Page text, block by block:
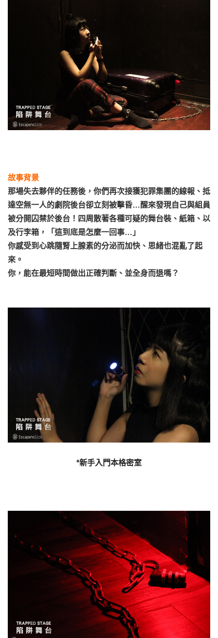
故事背景
那場失去夥伴的任務後，你們再次接獲犯罪集團的線報、抵
達空無一人的劇院後台卻立刻被擊昏…醒來發現自己與組員
被分開囚禁於後台！四周散著各種可疑的舞台裝、紙箱、以
及行李箱，「這到底是怎麼一回事…」
你感受到心跳隨腎上腺素的分泌而加快、思緒也混亂了起
來。
你，能在最短時間做出正確判斷、並全身而退嗎？
*新手入門本格密室